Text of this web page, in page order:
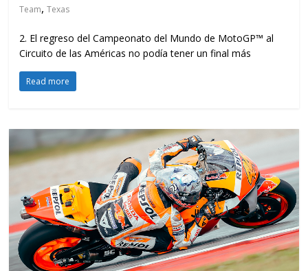
Team,Texas
2. El regreso del Campeonato del Mundo de MotoGP™ al
Circuito de las Américas no podía tener un final más
Read more